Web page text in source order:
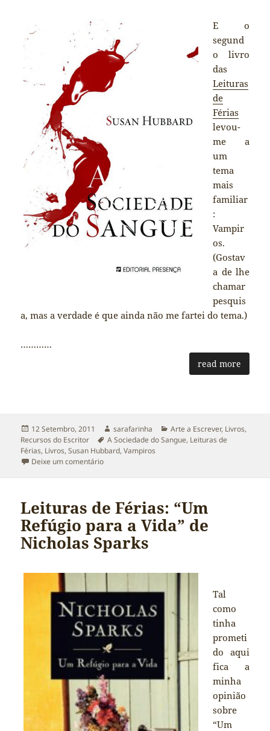
E o
segund
o livro
das
Leituras
de
Férias
levou-
me a
um
tema
mais
familiar
:
Vampir
os.
(Gostav
a de lhe
chamar
pesquis
a, mas a verdade é que ainda não me fartei do tema.)
…………
read more
Publicado
a
12 Setembro, 2011 Autor
sarafarinha Categorias
Arte a Escrever, Livros,
Recursos do Escritor
Etiquetas
A Sociedade do Sangue, Leituras de
Férias, Livros,Susan Hubbard,Vampiros
Deixe um comentáriosobre Leituras de Férias: “A Sociedade do
Leituras de Férias: “Um
Refúgio para a Vida” de
Nicholas Sparks
Tal
como
tinha
prometi
do aqui
fica a
minha
opinião
sobre
“Um